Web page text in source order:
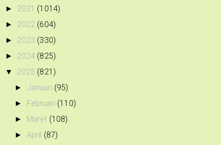
► 2021 (1014)
► 2022 (604)
► 2023 (330)
► 2024 (825)
▼ 2025 (821)
► Januari (95)
► Februari (110)
► Maret (108)
► April (87)